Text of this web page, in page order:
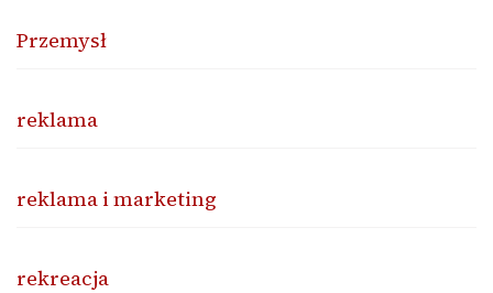
Przemysł
reklama
reklama i marketing
rekreacja